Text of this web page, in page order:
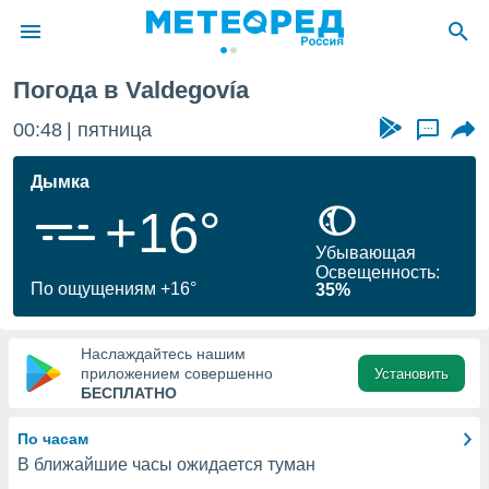
о
Вы можете
к этому
доступ
Погода в Valdegovía
00:48 пятница ...
Дымка
+16°
По ощущениям +16°
Убывающая
Освещенность:
35%
Наслаждайтесь нашим
приложением совершенно
БЕСПЛАТНО
Установить
По часам
В ближайшие часы ожидается туман